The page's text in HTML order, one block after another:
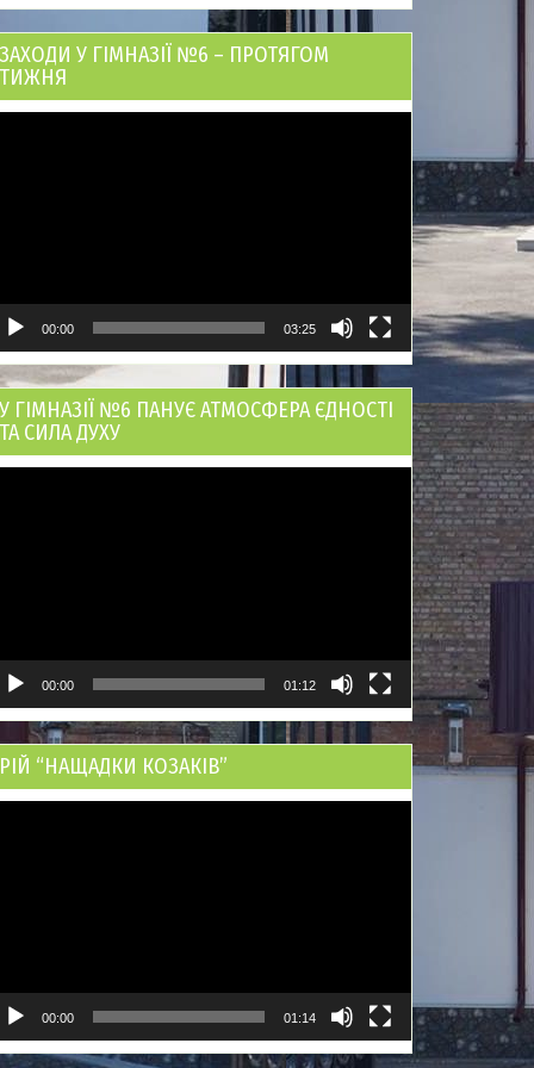
ЗАХОДИ У ГІМНАЗІЇ №6 – ПРОТЯГОМ
ТИЖНЯ
00:00 03:25
У ГІМНАЗІЇ №6 ПАНУЄ АТМОСФЕРА ЄДНОСТІ
ТА СИЛА ДУХУ
00:00 01:12
РІЙ “НАЩАДКИ КОЗАКІВ”
00:00 01:14